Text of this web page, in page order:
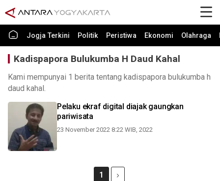
Jogja Terkini Politik Peristiwa Ekonomi Olahraga
Kadispapora Bulukumba H Daud Kahal
Kami mempunyai 1 berita tentang kadispapora bulukumba h
daud kahal.
Pelaku ekraf digital diajak gaungkan
pariwisata
23 November 2022 8:22 WIB, 2022
1